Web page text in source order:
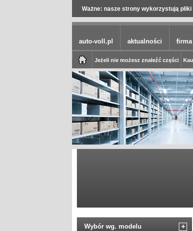
Ważne: nasze strony wykorzystują pliki
auto-voll.pl aktualności firma
Jeżeli nie możesz znaleźć części
Wybór wg. modelu +